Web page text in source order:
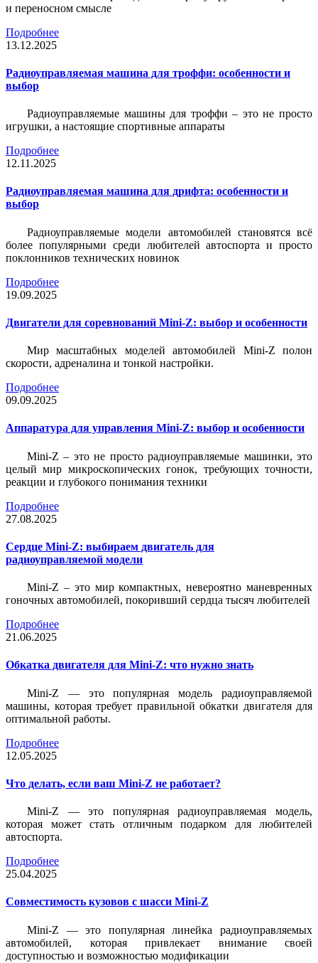
и переносном смысле
Подробнее
13.12.2025
Радиоуправляемая машина для троффи: особенности и
выбор
Радиоуправляемые машины для троффи – это не просто
игрушки, а настоящие спортивные аппараты
Подробнее
12.11.2025
Радиоуправляемая машина для дрифта: особенности и
выбор
Радиоуправляемые модели автомобилей становятся всё
более популярными среди любителей автоспорта и просто
поклонников технических новинок
Подробнее
19.09.2025
Двигатели для соревнований Mini-Z: выбор и особенности
Мир масштабных моделей автомобилей Mini-Z полон
скорости, адреналина и тонкой настройки.
Подробнее
09.09.2025
Аппаратура для управления Mini-Z: выбор и особенности
Mini-Z – это не просто радиоуправляемые машинки, это
целый мир микроскопических гонок, требующих точности,
реакции и глубокого понимания техники
Подробнее
27.08.2025
Сердце Mini-Z: выбираем двигатель для
радиоуправляемой модели
Mini-Z – это мир компактных, невероятно маневренных
гоночных автомобилей, покоривший сердца тысяч любителей
Подробнее
21.06.2025
Обкатка двигателя для Mini-Z: что нужно знать
Mini-Z — это популярная модель радиоуправляемой
машины, которая требует правильной обкатки двигателя для
оптимальной работы.
Подробнее
12.05.2025
Что делать, если ваш Mini-Z не работает?
Mini-Z — это популярная радиоуправляемая модель,
которая может стать отличным подарком для любителей
автоспорта.
Подробнее
25.04.2025
Совместимость кузовов с шасси Mini-Z
Mini-Z — это популярная линейка радиоуправляемых
автомобилей, которая привлекает внимание своей
доступностью и возможностью модификации